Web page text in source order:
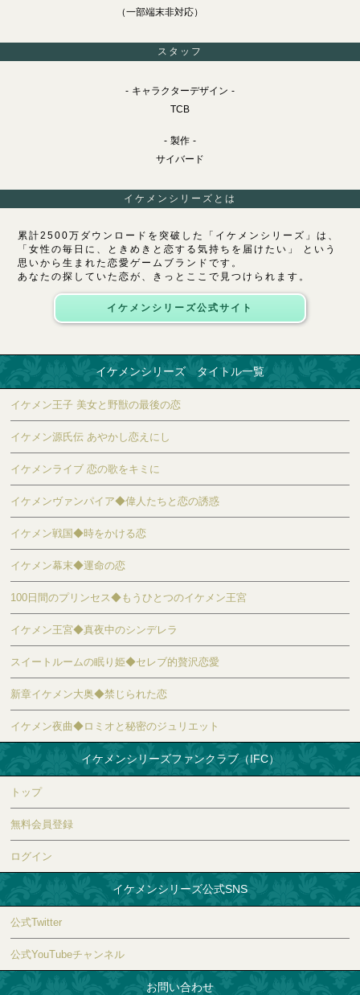
（一部端末非対応）
スタッフ
キャラクターデザイン
TCB
製作
サイバード
イケメンシリーズとは
累計2500万ダウンロードを突破した「イケメンシリーズ」は、
「女性の毎日に、ときめきと恋する気持ちを届けたい」 という
思いから生まれた恋愛ゲームブランドです。
あなたの探していた恋が、きっとここで見つけられます。
イケメンシリーズ公式サイト
イケメンシリーズ タイトル一覧
イケメン王子 美女と野獣の最後の恋
イケメン源氏伝 あやかし恋えにし
イケメンライブ 恋の歌をキミに
イケメンヴァンパイア◆偉人たちと恋の誘惑
イケメン戦国◆時をかける恋
イケメン幕末◆運命の恋
100日間のプリンセス◆もうひとつのイケメン王宮
イケメン王宮◆真夜中のシンデレラ
スイートルームの眠り姫◆セレブ的贅沢恋愛
新章イケメン大奥◆禁じられた恋
イケメン夜曲◆ロミオと秘密のジュリエット
イケメンシリーズファンクラブ（IFC）
トップ
無料会員登録
ログイン
イケメンシリーズ公式SNS
公式Twitter
公式YouTubeチャンネル
お問い合わせ